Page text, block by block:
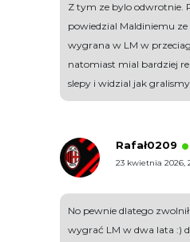
Z tym ze bylo odwrotnie.
powiedzial Maldiniemu
wygrana w LM w
natomiast mial bardziej
slepy i widzial jak
Rafał0209
23 kwietnia 2026,
No pewnie dlatego
wygrać LM w dwa lata :)